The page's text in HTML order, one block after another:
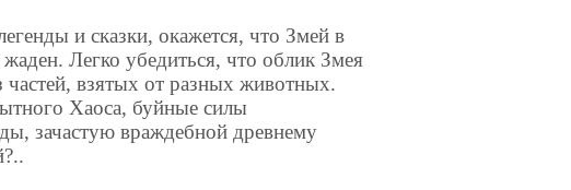
и сказки, окажется, что Змей в
Легко убедиться, что облик Змея
частей, взятых от разных животных.
Хаоса, буйные силы
зачастую враждебной древнему